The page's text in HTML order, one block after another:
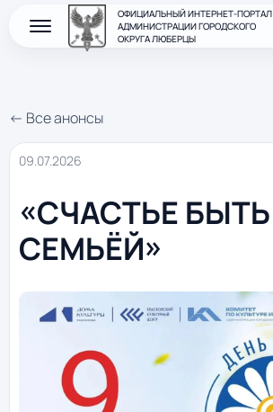
ОФИЦИАЛЬНЫЙ ИНТЕРНЕТ-ПОРТАЛ
АДМИНИСТРАЦИИ ГОРОДСКОГО
ОКРУГА ЛЮБЕРЦЫ
← Все анонсы
09.07.2026
«СЧАСТЬЕ БЫТЬ
СЕМЬЁЙ»